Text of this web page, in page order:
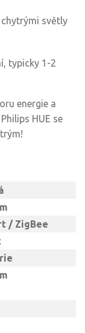
světly
typicky 1-2
energie a
HUE se
/ ZigBee